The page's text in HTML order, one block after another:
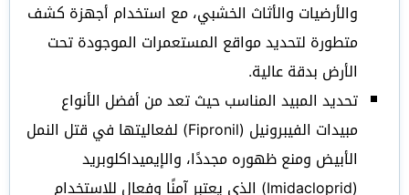
والأرضيات والأثاث الخشبي، مع استخدام أجهزة كشف
متطورة لتحديد مواقع المستعمرات الموجودة تحت
الأرض بدقة عالية.
تحديد المبيد المناسب حيث تعد من أفضل الأنواع
مبيدات الفيبرونيل (Fipronil) لفعاليتها في قتل النمل
الأبيض ومنع ظهوره مجددًا، والإيميداكلوبريد
(Imidacloprid) الذي يعتبر آمنًا وفعال للاستخدام